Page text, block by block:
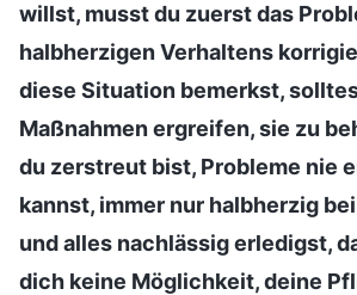
willst, musst du zuerst das
halbherzigen Verhaltens
diese Situation bemerkst,
Maßnahmen ergreifen, sie zu
du zerstreut bist, Probleme nie
kannst, immer nur halbherzig
und alles nachlässig erledigst,
dich keine Möglichkeit, deine